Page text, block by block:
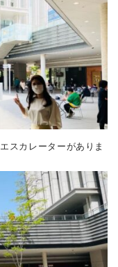
スカレーターがありま